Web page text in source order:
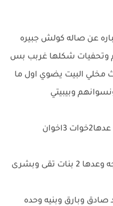
عن صاله كولش جبيره
وتحفيات شكلها غربب بس
مخلي البيت يضوي اول ما
وبيبيتي
40مزوجه وعدها 2 ولد صادق وبارق وبنيه وحده